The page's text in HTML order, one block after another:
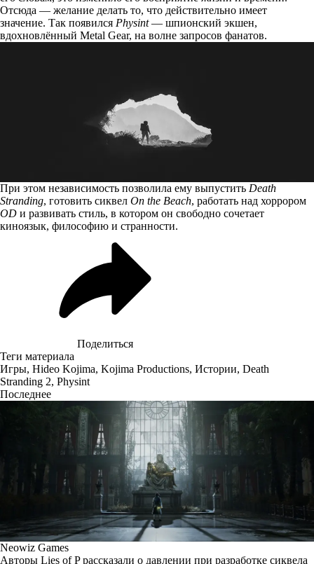
Отсюда — желание делать то, что действительно имеет
значение. Так появился Physint— шпионский экшен,
вдохновлённый Metal Gear, на волне запросов фанатов.
При этом независимость позволила ему выпустить Death
Stranding, готовить сиквел On the Beach, работать над хоррором
OD и развивать стиль, в котором он свободно сочетает
киноязык, философию и странности.
Поделиться
Теги материала
Игры, Hideo Kojima, Kojima Productions, Истории, Death
Stranding 2, Physint
Последнее
Neowiz Games
Авторы Lies of P рассказали о давлении при разработке сиквела